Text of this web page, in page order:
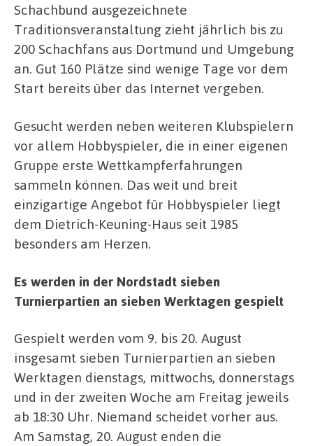
Schachbund ausgezeichnete
Traditionsveranstaltung zieht jährlich bis zu
200 Schachfans aus Dortmund und Umgebung
an. Gut 160 Plätze sind wenige Tage vor dem
Start bereits über das Internet vergeben.
Gesucht werden neben weiteren Klubspielern
vor allem Hobbyspieler, die in einer eigenen
Gruppe erste Wettkampferfahrungen
sammeln können. Das weit und breit
einzigartige Angebot für Hobbyspieler liegt
dem Dietrich-Keuning-Haus seit 1985
besonders am Herzen.
Es werden in der Nordstadt sieben
Turnierpartien an sieben Werktagen gespielt
Gespielt werden vom 9. bis 20. August
insgesamt sieben Turnierpartien an sieben
Werktagen dienstags, mittwochs, donnerstags
und in der zweiten Woche am Freitag jeweils
ab 18:30 Uhr. Niemand scheidet vorher aus.
Am Samstag, 20. August enden die